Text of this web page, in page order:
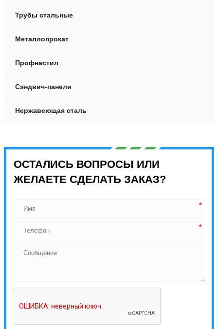
Трубы стальные
Металлопрокат
Профнастил
Сэндвич-панели
Нержавеющая сталь
ОСТАЛИСЬ ВОПРОСЫ ИЛИ
ЖЕЛАЕТЕ СДЕЛАТЬ ЗАКАЗ?